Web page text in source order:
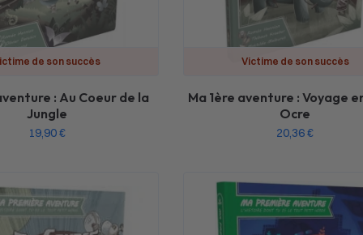
de son succès
: Au Coeur de la
Jungle
19,90€
Victime de son succès
Ma 1ère aventure : Voyage
Ocre
20,36€